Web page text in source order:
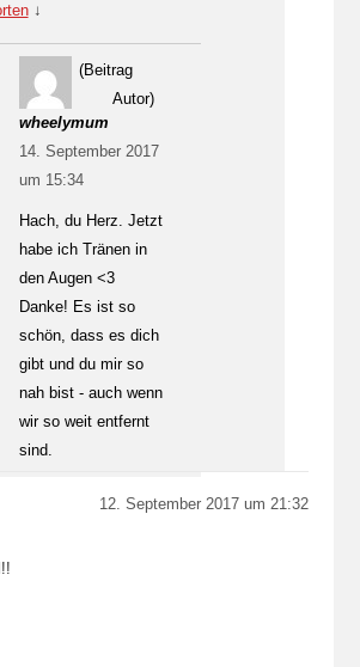
↓
wheelymum
(Beitrag
Autor)
14. September 2017
um 15:34
Hach, du Herz. Jetzt
habe ich Tränen in
den Augen <3
Danke! Es ist so
schön, dass es dich
gibt und du mir so
nah bist - auch wenn
wir so weit entfernt
sind.
12. September 2017 um 21:32